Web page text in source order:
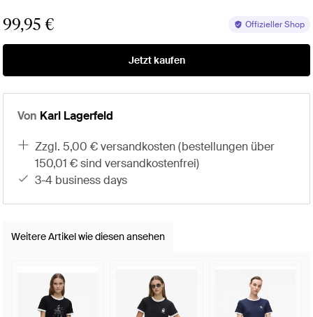
99,95 € Offizieller Shop
Jetzt kaufen
Von Karl Lagerfeld
zzgl. 5,00 € versandkosten (bestellungen über
150,01 € sind versandkostenfrei)
3-4 business days
Weitere Artikel wie diesen ansehen